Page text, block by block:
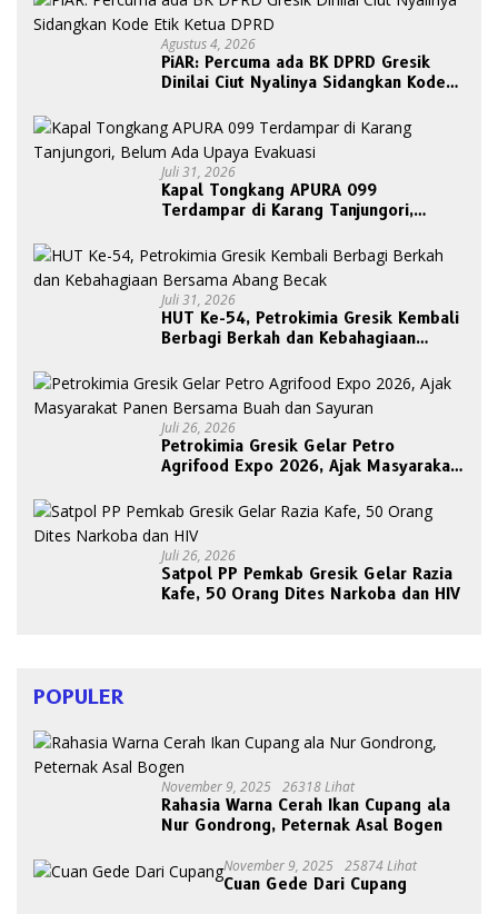
Agustus 4, 2026
PiAR: Percuma ada BK DPRD Gresik
Dinilai Ciut Nyalinya Sidangkan Kode
Juli 31, 2026
Kapal Tongkang APURA 099
Terdampar di Karang Tanjungori,
Juli 31, 2026
HUT Ke-54, Petrokimia Gresik Kembali
Berbagi Berkah dan Kebahagiaan
Juli 26, 2026
Petrokimia Gresik Gelar Petro
Agrifood Expo 2026, Ajak Masyarakat
Juli 26, 2026
Satpol PP Pemkab Gresik Gelar Razia
Kafe, 50 Orang Dites Narkoba dan HIV
POPULER
November 9, 2025 26318 Lihat
Rahasia Warna Cerah Ikan Cupang ala
Nur Gondrong, Peternak Asal Bogen
November 9, 2025 25874 Lihat
Cuan Gede Dari Cupang